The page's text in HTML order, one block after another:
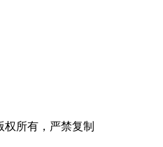
权所有，严禁复制